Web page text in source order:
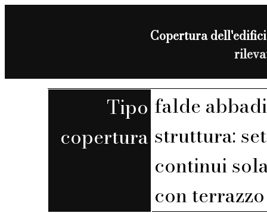
Copertura
Tipo
copertura
falde
struttura:
continui
con